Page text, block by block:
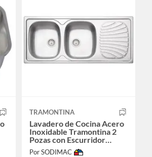
TRAMONTINA
Lavadero de Cocina Acero
Inoxidable Tramontina 2
Pozas con Escurridor
116x50cm
Por SODIMAC